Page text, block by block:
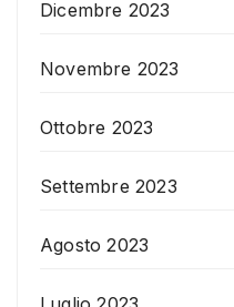
Dicembre 2023
Novembre 2023
Ottobre 2023
Settembre 2023
Agosto 2023